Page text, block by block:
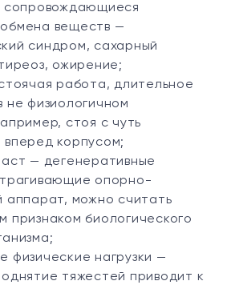
сопровождающиеся
веществ —
синдром, сахарный
ожирение;
работа, длительное
не физиологичном
стоя с чуть
корпусом;
— дегенеративные
опорно-
аппарат, можно считать
признаком биологического
физические нагрузки —
тяжестей приводит к